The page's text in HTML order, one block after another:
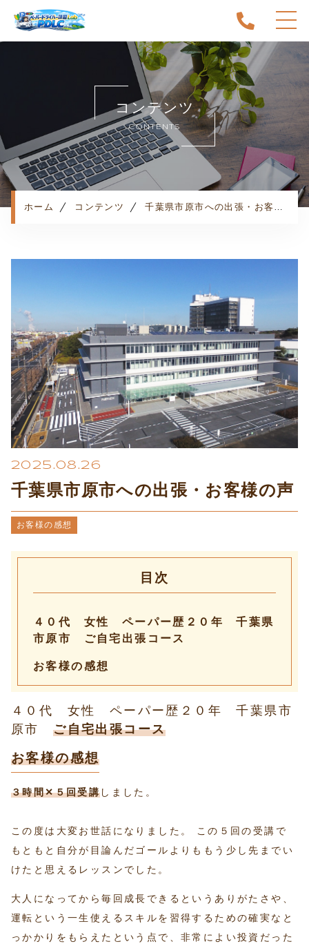
ホーム
当スクールについて
キャンペーン
料金表・コース
出張エリア
予約状況
プライバシーポリシー
コンテンツ
CONTENTS
ホーム コンテンツ 千葉県市原市への出張・お客様の声
2025.08.26
千葉県市原市への出張・お客様の声
お客様の感想
目次
４０代 女性 ペーパー歴２０年 千葉県
市原市 ご自宅出張コース
お客様の感想
４０代 女性 ペーパー歴２０年 千葉県市
原市ご自宅出張コース
お客様の感想
３時間✕５回受講しました。
この度は大変お世話になりました。 この５回の受講で
もともと自分が目論んだゴールよりももう少し先までい
けたと思えるレッスンでした。
大人になってから毎回成長できるというありがたさや、
運転という一生使えるスキルを習得するための確実なと
っかかりをもらえたという点で、非常によい投資だった